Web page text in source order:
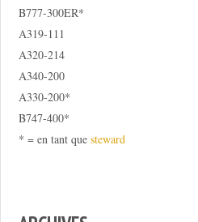
B777-300ER*
A319-111
A320-214
A340-200
A330-200*
B747-400*
* = en tant que steward